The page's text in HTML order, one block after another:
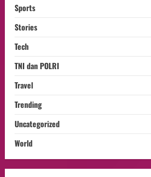
Sports
Stories
Tech
TNI dan POLRI
Travel
Trending
Uncategorized
World